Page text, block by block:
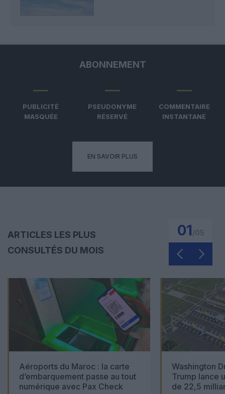
ABONNEMENT
PUBLICITÉ
MASQUÉE
PSEUDONYME
RÉSERVÉ
COMMENTAIRE
INSTANTANÉ
EN SAVOIR PLUS
ARTICLES LES PLUS
CONSULTÉS DU MOIS
01
Aéroports du Maroc : la carte
d’embarquement passe au tout
numérique avec Pax Check
Washington
Trump lance
de 22,5